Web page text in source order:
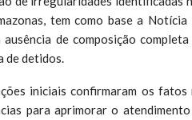
tem como base a
de composição
de detidos.
iniciais confirmaram os fatos
para aprimorar o